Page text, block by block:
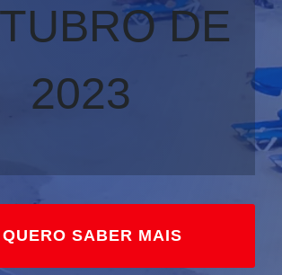
DE
2023
QUERO SABER MAIS